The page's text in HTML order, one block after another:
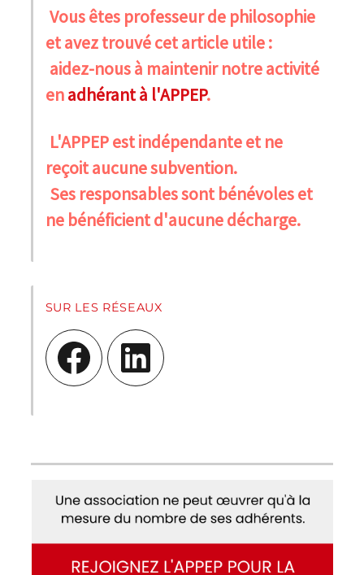
Vous êtes professeur de philosophie
et avez trouvé cet article utile :
aidez-nous à maintenir notre activité
enadhérant à l'APPEP.
L'APPEP est indépendante et ne
reçoit aucune subvention.
Ses responsables sont bénévoles et
ne bénéficient d'aucune décharge.
SUR LES RÉSEAUX
Facebook LinkedIn